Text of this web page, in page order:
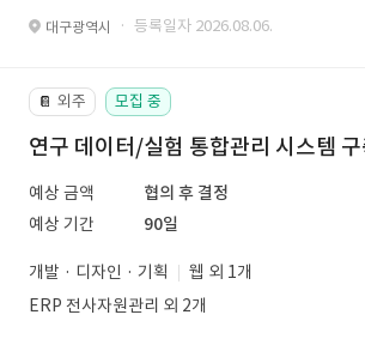
대구광역시 · 등록일자 2026.08.06.
📔 외주 모집 중
연구 데이터/실험 통합관리 시스템
예상 금액
협의 후 결정
예상 기간
90일
개발 · 디자인 · 기획
웹 외 1개
ERP 전사자원관리 외 2개